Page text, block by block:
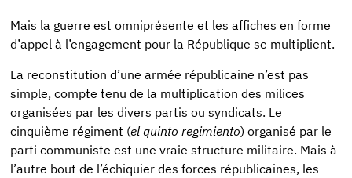
Mais la guerre est omniprésente et les affiches en forme
d’appel à l’engagement pour la République se multiplient.
La reconstitution d’une armée républicaine n’est pas
simple, compte tenu de la multiplication des milices
organisées par les divers partis ou syndicats. Le
cinquième régiment (el quinto regimiento) organisé par le
parti communiste est une vraie structure militaire. Mais à
l’autre bout de l’échiquier des forces républicaines, les